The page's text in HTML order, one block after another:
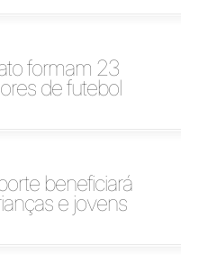
formam 23
de futebol
beneficiará
e jovens